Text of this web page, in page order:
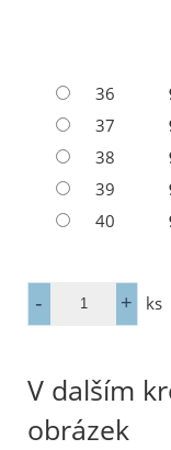
36
37
38
39
40
ks
V dalším
obrázek